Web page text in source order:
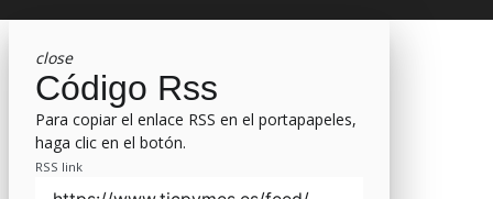
close
Código Rss
Para copiar el enlace RSS en el portapapeles,
haga clic en el botón.
RSS link